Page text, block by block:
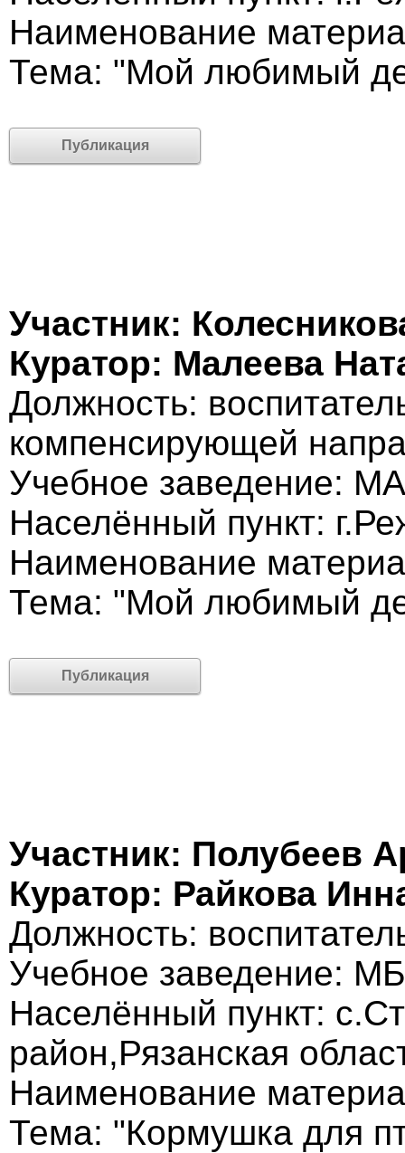
Наименование
Тема: "Мой любимый
Публикация
Участник:
Куратор: Малеева
Должность:
компенсирующей
Учебное заведение:
Населённый пункт:
Наименование
Тема: "Мой любимый
Публикация
Участник: Полубеев
Куратор: Райкова
Должность:
Учебное заведение:
Населённый пункт:
район,Рязанская
Наименование
Тема: "Кормушка для